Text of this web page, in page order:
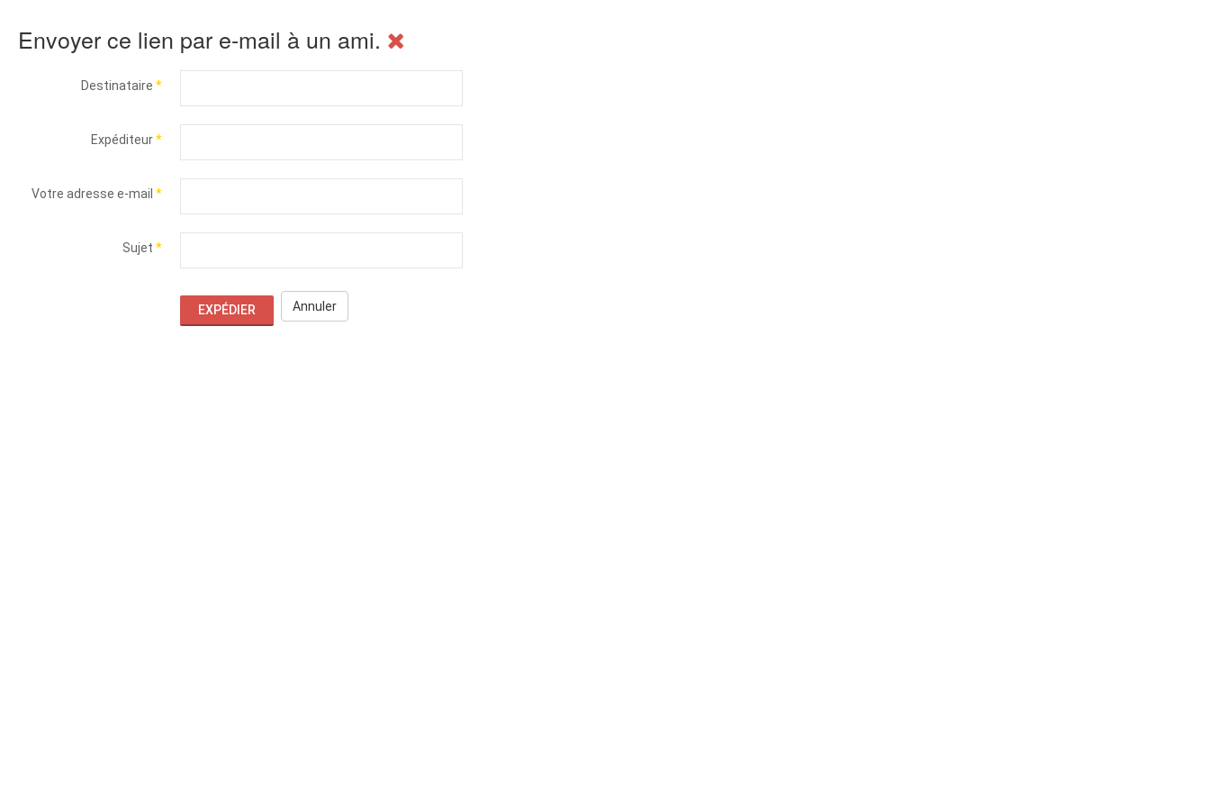
Envoyer ce lien par e-mail à un ami.
Destinataire *
Expéditeur*
Votre adresse e-mail *
Sujet *
EXPÉDIER Annuler